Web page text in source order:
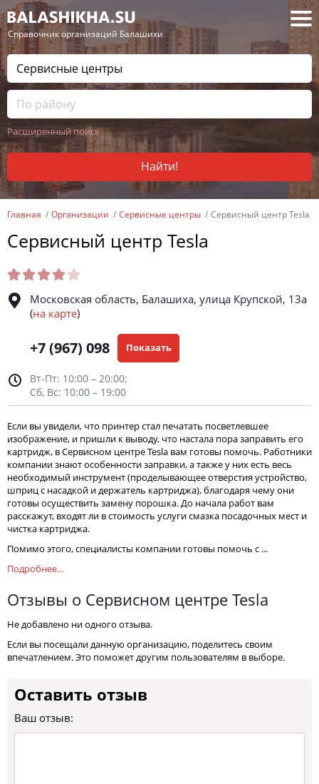
— Справочник организаций Балашихи
Расширенный поиск
Найти!
Главная Организации Сервисные центры Сервисный центр Tesla
Сервисный центр Tesla
Московская область, Балашиха, улица Крупской, 13а
(на карте)
+7 (967) 098 Показать
Вт-Пт: 10:00 – 20:00;
Сб, Вс: 10:00 – 19:00
Если вы увидели, что принтер стал печатать посветлевшее
изображение, и пришли к выводу, что настала пора заправить его
картридж, в Сервисном центре Tesla вам готовы помочь. Работники
компании знают особенности заправки, а также у них есть весь
необходимый инструмент (проделывающее отверстия устройство,
шприц с насадкой и держатель картриджа), благодаря чему они
готовы осуществить замену порошка. До начала работ вам
расскажут, входят ли в стоимость услуги смазка посадочных мест и
чистка картриджа.
Помимо этого, специалисты компании готовы помочь с ...
Подробнее...
Отзывы о Сервисном центре Tesla
Не добавлено ни одного отзыва.
Если вы посещали данную организацию, поделитесь своим
впечатлением. Это поможет другим пользователям в выборе.
Оставить отзыв
Ваш отзыв: